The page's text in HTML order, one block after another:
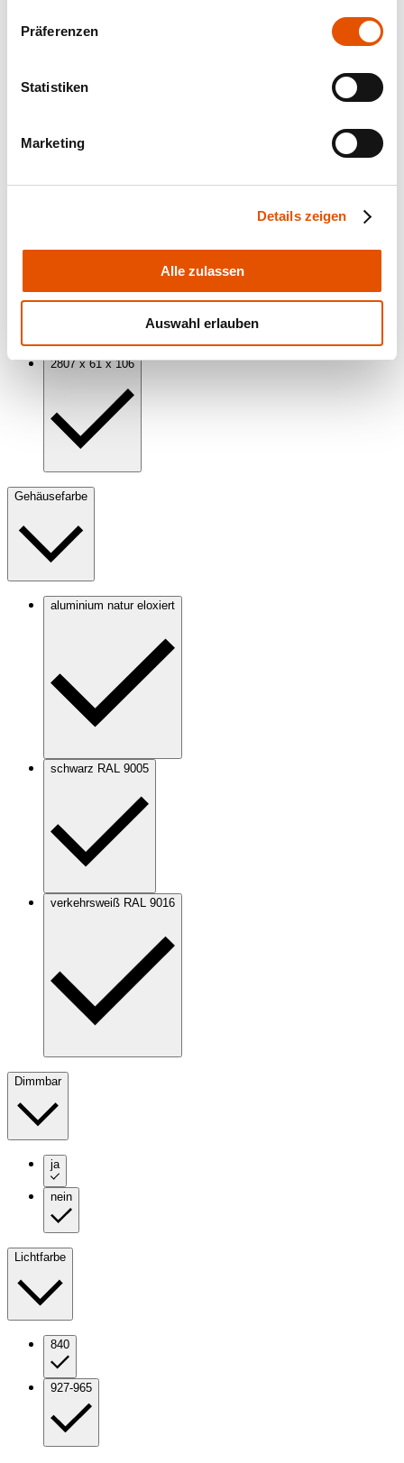
Präferenzen
Statistiken
Marketing
Details zeigen
Alle zulassen
Auswahl erlauben
2807 x 61 x 106
Gehäusefarbe
aluminium natur eloxiert
schwarz RAL 9005
verkehrsweiß RAL 9016
Dimmbar
ja
nein
Lichtfarbe
840
927-965